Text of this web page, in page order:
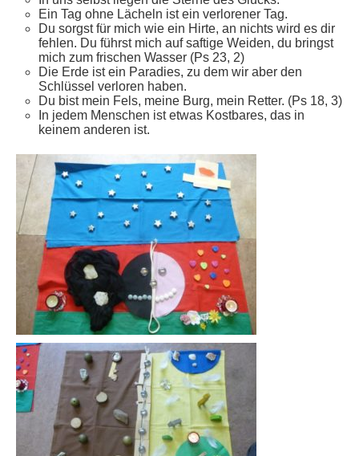
Ein Tag ohne Lächeln ist ein verlorener Tag.
Du sorgst für mich wie ein Hirte, an nichts wird es dir
fehlen. Du führst mich auf saftige Weiden, du bringst
mich zum frischen Wasser (Ps 23, 2)
Die Erde ist ein Paradies, zu dem wir aber den
Schlüssel verloren haben.
Du bist mein Fels, meine Burg, mein Retter. (Ps 18, 3)
In jedem Menschen ist etwas Kostbares, das in
keinem anderen ist.